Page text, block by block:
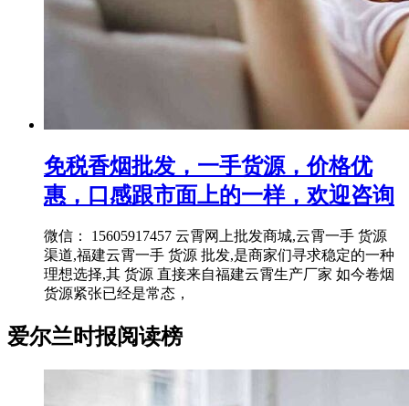
免税香烟批发，一手货源，价格优
惠，口感跟市面上的一样，欢迎咨询
微信： 15605917457 云霄网上批发商城,云霄一手 货源
渠道,福建云霄一手 货源 批发,是商家们寻求稳定的一种
理想选择,其 货源 直接来自福建云霄生产厂家 如今卷烟
货源紧张已经是常态，
爱尔兰时报阅读榜